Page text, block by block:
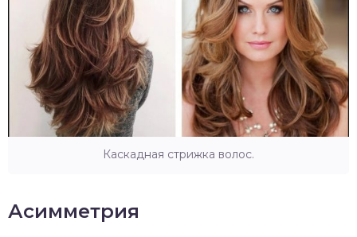
Каскадная стрижка волос.
Асимметрия